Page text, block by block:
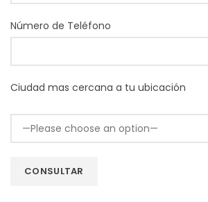
Número de Teléfono
Ciudad mas cercana a tu ubicación